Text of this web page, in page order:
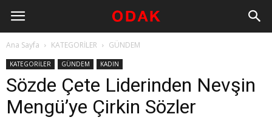
Ana Sayfa KATEGORİLER GÜNDEM
KATEGORİLER GÜNDEM KADIN
Sözde Çete Liderinden Nevşin
Mengü’ye Çirkin Sözler